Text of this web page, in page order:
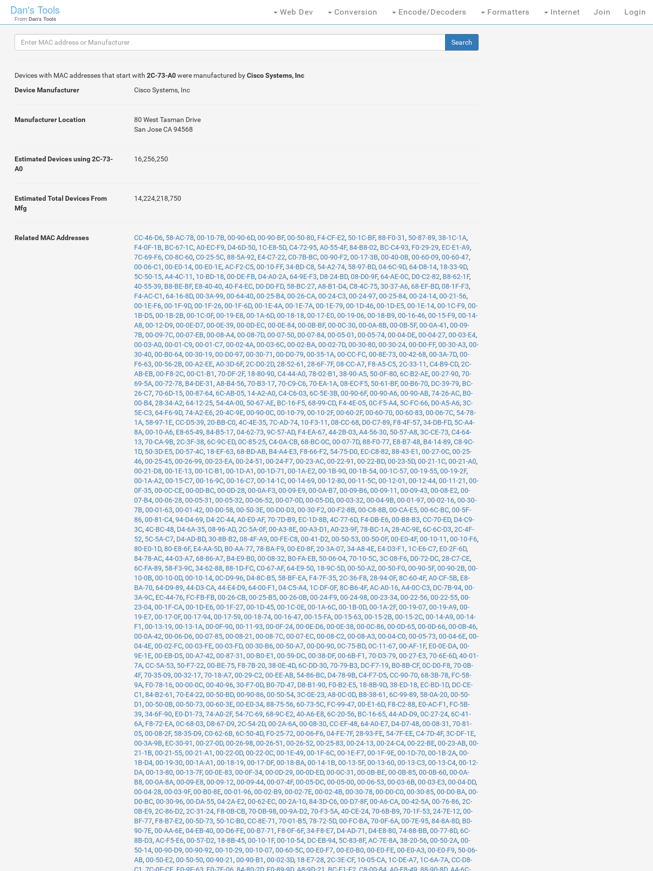
Dan's Tools
From Dan's Tools
Web Dev Conversion Encode/Decoders Formatters Internet Join Login
Devices with MAC addresses that start with 2C-73-A0were manufactured byCisco Systems, Inc
Device Manufacturer
Cisco Systems, Inc
Manufacturer Location
80 West Tasman Drive
San Jose CA 94568
Estimated Devices using 2C-73-
A0
16,256,250
Estimated Total Devices From
Mfg
14,224,218,750
Related MAC Addresses CC-46-D6, 58-AC-78,00-10-7B,00-90-6D,00-90-BF,00-50-80, F4-CF-E2, 50-1C-BF,88-F0-31 , 50-87-89,38-1C-1A,
F4-0F-1B, BC-67-1C,A0-EC-F9, D4-6D-50, 1C-E8-5D,C4-72-95,A0-55-4F,84-B8-02, BC-C4-93, F0-29-29, EC-E1-A9,
7C-69-F6,C0-8C-60,C0-25-5C,88-5A-92, E4-C7-22,C0-7B-BC,00-90-F2,00-17-3B,00-40-0B,00-60-09,00-60-47,
00-06-C1 ,00-E0-14,00-E0-1E,AC-F2-C5,00-10-FF,34-BD-C8, 54-A2-74, 58-97-BD,04-6C-9D, 64-D8-14, 18-33-9D,
5C-50-15,A4-4C-11 , 10-BD-18,00-DE-FB, D4-A0-2A, 64-9E-F3, D8-24-BD,08-D0-9F, 64-AE-0C, D0-C2-82, B8-62-1F,
40-55-39, B8-BE-BF, E8-40-40,40-F4-EC, D0-D0-FD, 58-BC-27,A8-B1-D4,C8-4C-75,30-37-A6, 68-EF-BD,08-1F-F3,
F4-AC-C1 , 64-16-8D,00-3A-99,00-64-40,00-25-B4,00-26-CA,00-24-C3,00-24-97,00-25-84,00-24-14,00-21-56,
00-1E-F6,00-1F-9D,00-1F-26,00-1F-6D,00-1E-4A,00-1E-7A,00-1E-79,00-1D-46,00-1D-E5,00-1E-14,00-1C-F9,00-
1B-D5,00-1B-2B,00-1C-0F,00-19-E8,00-1A-6D,00-18-18,00-17-E0,00-19-06,00-18-B9,00-16-46,00-15-F9,00-14-
A8,00-12-D9,00-0E-D7,00-0E-39,00-0D-EC,00-0E-84,00-0B-BF,00-0C-30,00-0A-8B,00-0B-5F,00-0A-41 ,00-09-
7B,00-09-7C,00-07-EB,00-08-A4,00-08-7D,00-07-50,00-07-84,00-05-01 ,00-05-74,00-04-DE,00-04-27,00-03-E4,
00-03-A0,00-01-C9,00-01-C7,00-02-4A,00-03-6C,00-02-BA,00-02-7D,00-30-80,00-30-24,00-D0-FF,00-30-A3,00-
30-40,00-B0-64,00-30-19,00-D0-97,00-30-71 ,00-D0-79,00-35-1A,00-CC-FC,00-8E-73,00-42-68,00-3A-7D,00-
F6-63,00-56-2B,00-A2-EE,A0-3D-6F,2C-D0-2D,28-52-61 ,28-6F-7F,08-CC-A7, F8-A5-C5,2C-33-11 ,C4-B9-CD,2C-
AB-EB,00-F8-2C,00-C1-B1 ,70-DF-2F, 18-80-90,C4-44-A0,78-02-B1 ,38-90-A5, 50-0F-80, 6C-B2-AE,00-27-90,70-
69-5A,00-72-78, B4-DE-31 ,A8-B4-56,70-B3-17,70-C9-C6,70-EA-1A,08-EC-F5, 50-61-BF,00-B6-70, DC-39-79, BC-
26-C7,70-6D-15,00-87-64, 6C-AB-05, 14-A2-A0,C4-C6-03, 6C-5E-3B,00-90-6F,00-90-A6,00-90-AB,74-26-AC, B0-
00-B4,28-34-A2, 64-12-25, 54-4A-00, 50-67-AE, BC-16-F5, 68-99-CD, F4-4E-05,0C-F5-A4, 5C-FC-66, D0-A5-A6,3C-
5E-C3, 64-F6-9D,74-A2-E6,20-4C-9E,00-90-0C,00-10-79,00-10-2F,00-60-2F,00-60-70,00-60-83,00-06-7C, 54-78-
1A, 58-97-1E,CC-D5-39,20-BB-C0,4C-4E-35,7C-AD-74, 10-F3-11 ,08-CC-68, D0-C7-89, F8-4F-57,34-DB-FD, 5C-A4-
8A,00-10-A6, E8-65-49,84-B5-17,04-62-73,9C-57-AD, F4-EA-67,44-2B-03,A4-56-30, 50-57-A8,3C-CE-73,C4-64-
13,70-CA-9B,2C-3F-38, 6C-9C-ED,0C-85-25,C4-0A-CB, 68-BC-0C,00-07-7D,88-F0-77, E8-B7-48, B4-14-89,C8-9C-
1D, 50-3D-E5, D0-57-4C, 18-EF-63, 68-BD-AB, B4-A4-E3, F8-66-F2, 54-75-D0, EC-C8-82,88-43-E1 ,00-27-0C,00-25-
46,00-25-45,00-26-99,00-23-EA,00-24-51 ,00-24-F7,00-23-AC,00-22-91 ,00-22-BD,00-23-5D,00-21-1C,00-21-A0,
00-21-D8,00-1E-13,00-1C-B1 ,00-1D-A1 ,00-1D-71 ,00-1A-E2,00-1B-90,00-1B-54,00-1C-57,00-19-55,00-19-2F,
00-1A-A2,00-15-C7,00-16-9C,00-16-C7,00-14-1C,00-14-69,00-12-80,00-11-5C,00-12-01 ,00-12-44,00-11-21 ,00-
0F-35,00-0C-CE,00-0D-BC,00-0D-28,00-0A-F3,00-09-E9,00-0A-B7,00-09-B6,00-09-11 ,00-09-43,00-08-E2,00-
07-B4,00-06-28,00-05-31 ,00-05-32,00-06-52,00-07-0D,00-05-DD,00-03-32,00-04-9B,00-01-97,00-02-16,00-30-
7B,00-01-63,00-01-42,00-D0-58,00-50-3E,00-D0-D3,00-30-F2,00-F2-8B,00-C8-8B,00-CA-E5,00-6C-BC,00-5F-
86,00-81-C4,94-D4-69, D4-2C-44,A0-E0-AF,70-7D-B9, EC-1D-8B,4C-77-6D, F4-DB-E6,00-B8-B3,CC-70-ED, D4-C9-
3C,4C-BC-48, D4-6A-35,08-96-AD,2C-5A-0F,00-A3-8E,00-A3-D1 ,A0-23-9F,78-BC-1A,28-AC-9E, 6C-6C-D3,2C-4F-
52, 5C-5A-C7, D4-AD-BD,30-8B-B2,08-4F-A9,00-FE-C8,00-41-D2,00-50-53,00-50-0F,00-E0-4F,00-10-11 ,00-10-F6,
80-E0-1D,80-E8-6F, E4-AA-5D, B0-AA-77,78-BA-F9,00-E0-8F,20-3A-07,34-A8-4E, E4-D3-F1 , 1C-E6-C7, E0-2F-6D,
84-78-AC,44-03-A7, 68-86-A7, B4-E9-B0,00-08-32, B0-FA-EB, 50-06-04,70-10-5C,3C-08-F6, D0-72-DC,28-C7-CE,
6C-FA-89, 58-F3-9C,34-62-88,88-1D-FC,C0-67-AF, 64-E9-50, 18-9C-5D,00-50-A2,00-50-F0,00-90-5F,00-90-2B,00-
10-0B,00-10-0D,00-10-14,0C-D9-96, D4-8C-B5, 58-BF-EA, F4-7F-35,2C-36-F8,28-94-0F,8C-60-4F,A0-CF-5B, E8-
BA-70, 64-D9-89,44-D3-CA,44-E4-D9, 64-00-F1 ,04-C5-A4, 1C-DF-0F,8C-B6-4F,AC-A0-16,A4-0C-C3, DC-7B-94,00-
3A-9C, EC-44-76, FC-FB-FB,00-26-CB,00-25-B5,00-26-0B,00-24-F9,00-24-98,00-23-34,00-22-56,00-22-55,00-
23-04,00-1F-CA,00-1D-E6,00-1F-27,00-1D-45,00-1C-0E,00-1A-6C,00-1B-0D,00-1A-2F,00-19-07,00-19-A9,00-
19-E7,00-17-0F,00-17-94,00-17-59,00-18-74,00-16-47,00-15-FA,00-15-63,00-15-2B,00-15-2C,00-14-A9,00-14-
F1 ,00-13-19,00-13-1A,00-0F-90,00-11-93,00-0F-24,00-0E-D6,00-0E-38,00-0C-86,00-0D-65,00-0D-66,00-0B-46,
00-0A-42,00-06-D6,00-07-85,00-08-21 ,00-08-7C,00-07-EC,00-08-C2,00-08-A3,00-04-C0,00-05-73,00-04-6E,00-
04-4E,00-02-FC,00-03-FE,00-03-FD,00-30-B6,00-50-A7,00-D0-90,0C-75-BD,0C-11-67,00-AF-1F, E0-0E-DA,00-
9E-1E,00-EB-D5,00-A7-42,00-87-31 ,00-B0-E1 ,00-59-DC,00-38-DF,00-6B-F1 ,70-D3-79,00-27-E3,70-6E-6D,40-01-
7A,CC-5A-53, 50-F7-22,00-BE-75, F8-7B-20,38-0E-4D, 6C-DD-30,70-79-B3, DC-F7-19, B0-8B-CF,0C-D0-F8,70-0B-
4F,70-35-09,00-32-17,70-18-A7,00-29-C2,00-EE-AB, 54-86-BC, D4-78-9B,C4-F7-D5,CC-90-70, 68-3B-78, FC-58-
9A, F0-78-16,00-00-0C,00-40-96,30-F7-0D, B0-7D-47, D8-B1-90, F0-B2-E5, 18-8B-9D,38-ED-18, EC-BD-1D, DC-CE-
C1 ,84-B2-61 ,70-E4-22,00-50-BD,00-90-86,00-50-54,3C-0E-23,A8-0C-0D, B8-38-61 , 6C-99-89, 58-0A-20,00-50-
D1 ,00-50-0B,00-50-73,00-60-3E,00-E0-34,88-75-56, 60-73-5C, FC-99-47,00-E1-6D, F8-C2-88, E0-AC-F1 , FC-5B-
39,34-6F-90, E0-D1-73,74-A0-2F, 54-7C-69, 68-9C-E2,40-A6-E8, 6C-20-56, BC-16-65,44-AD-D9,0C-27-24, 6C-41-
6A, F8-72-EA,0C-68-03, D8-67-D9,2C-54-2D,00-2A-6A,00-08-30,CC-EF-48, 64-A0-E7, D4-D7-48,00-08-31 ,70-81-
05,00-08-2F, 58-35-D9,C0-62-6B, 6C-50-4D, F0-25-72,00-06-F6,04-FE-7F,28-93-FE, 54-7F-EE,C4-7D-4F,3C-DF-1E,
00-3A-9B, EC-30-91 ,00-27-0D,00-26-98,00-26-51 ,00-26-52,00-25-83,00-24-13,00-24-C4,00-22-BE,00-23-AB,00-
21-1B,00-21-55,00-21-A1 ,00-22-0D,00-22-0C,00-1E-49,00-1F-6C,00-1E-F7,00-1F-9E,00-1D-70,00-1B-2A,00-
1B-D4,00-19-30,00-1A-A1 ,00-18-19,00-17-DF,00-18-BA,00-14-1B,00-13-5F,00-13-60,00-13-C3,00-13-C4,00-12-
DA,00-13-80,00-13-7F,00-0E-83,00-0F-34,00-0D-29,00-0D-ED,00-0C-31 ,00-0B-BE,00-0B-85,00-0B-60,00-0A-
B8,00-0A-8A,00-09-E8,00-09-12,00-09-44,00-07-4F,00-05-DC,00-05-00,00-06-53,00-03-6B,00-03-E3,00-04-DD,
00-04-28,00-03-9F,00-B0-8E,00-01-96,00-02-B9,00-02-7E,00-02-4B,00-30-78,00-D0-C0,00-30-85,00-D0-BA,00-
D0-BC,00-30-96,00-DA-55,04-2A-E2,00-62-EC,00-2A-10,84-3D-C6,00-D7-8F,00-A6-CA,00-42-5A,00-76-86,2C-
0B-E9,2C-86-D2,2C-31-24, F8-0B-CB,70-DB-98,00-9A-D2,70-F3-5A,40-CE-24,70-6B-B9,70-1F-53,24-7E-12,00-
BF-77, F8-B7-E2,00-5D-73, 50-1C-B0,CC-8E-71 ,70-01-B5,78-72-5D,00-FC-BA,70-0F-6A,00-7E-95,84-8A-8D, B0-
90-7E,00-AA-6E,04-EB-40,00-D6-FE,00-B7-71 , F8-0F-6F,34-F8-E7, D4-AD-71 , D4-E8-80,74-88-BB,00-77-8D, 6C-
8B-D3,AC-F5-E6,00-57-D2, 18-8B-45,00-10-1F,00-10-54, DC-EB-94, 5C-83-8F,AC-7E-8A,38-20-56,00-50-2A,00-
50-14,00-90-D9,00-90-92,00-10-29,00-10-07,00-60-5C,00-E0-F7,00-E0-B0,00-E0-FE,00-E0-A3,00-E0-F9, 50-06-
AB,00-50-E2,00-50-50,00-90-21 ,00-90-B1 ,00-02-3D, 18-E7-28,2C-3E-CF, 10-05-CA, 1C-DE-A7, 1C-6A-7A,CC-D8-